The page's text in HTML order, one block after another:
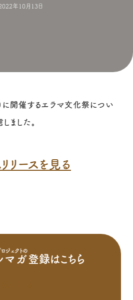
年10月13日
に開催するエラマ文化祭につい
ました。
リースを見る
マガ
ジェクトの
登録はこちら